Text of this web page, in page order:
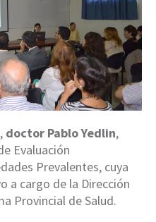
doctor Pablo Yedlin,
Evaluación
Prevalentes, cuya
a cargo de la Dirección
Provincial de Salud.